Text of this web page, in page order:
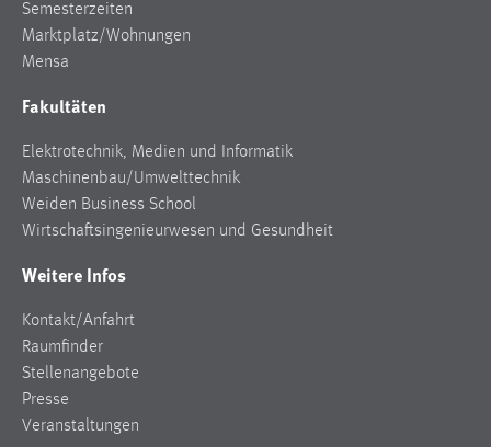
Semesterzeiten
Marktplatz/Wohnungen
Mensa
Fakultäten
Elektrotechnik, Medien und Informatik
Maschinenbau/Umwelttechnik
Weiden Business School
Wirtschaftsingenieurwesen und Gesundheit
Weitere Infos
Kontakt/Anfahrt
Raumfinder
Stellenangebote
Presse
Veranstaltungen
Cookie Laufzeit:
3 Monate
Facebook Pixel
Name:
_fbp
Anbieter:
Facebook
Zweck:
Cookie Laufzeit:
3 Monate